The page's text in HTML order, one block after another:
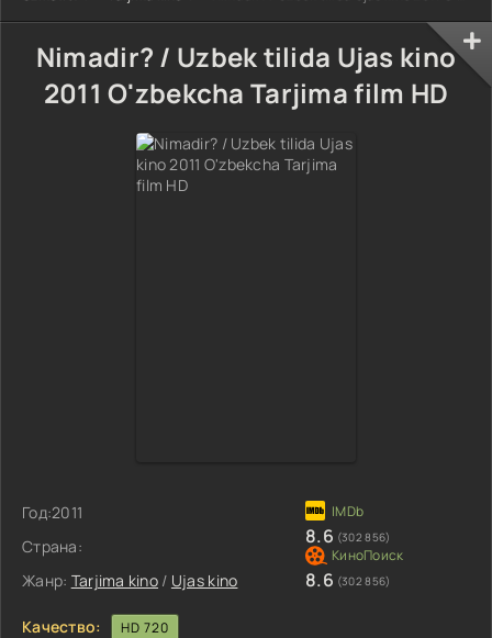
HD tas-ix
Nimadir? / Uzbek tilida Ujas kino
2011 O'zbekcha Tarjima film HD
Год:2011
Страна:
Жанр: Tarjima kino / Ujas kino
8.6 (302 856)
8.6 (302 856)
Качество: HD 720